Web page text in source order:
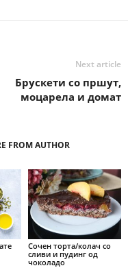
Next article
Брускети со пршут,
моцарела и домат
FROM AUTHOR
Сочен торта/колач со
сливи и пудинг од
чоколадо